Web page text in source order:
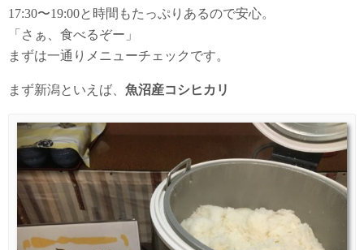
17:30〜19:00と時間もたっぷりあるので安心。
「さぁ、食べるぞー」
まずは一通りメニューチェックです。
まず新潟といえば、 魚沼産コシヒカリ